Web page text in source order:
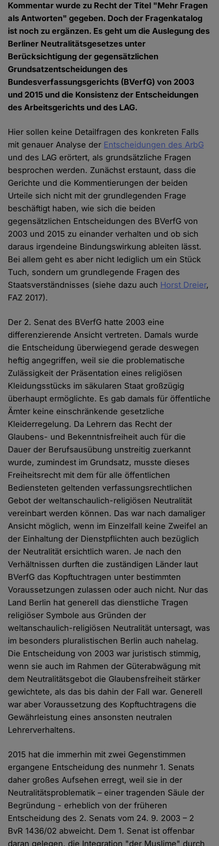
Kommentar wurde zu Recht der Titel "Mehr Fragen
als Antworten" gegeben. Doch der Fragenkatalog
ist noch zu ergänzen. Es geht um die Auslegung des
Berliner Neutralitätsgesetzes unter
Berücksichtigung der gegensätzlichen
Grundsatzentscheidungen des
Bundesverfassungsgerichts (BVerfG) von 2003
und 2015 und die Konsistenz der Entscheidungen
des Arbeitsgerichts und des LAG.
Hier sollen keine Detailfragen des konkreten Falls
mit genauer Analyse der Entscheidungen des ArbG
und des LAG erörtert, als grundsätzliche Fragen
besprochen werden. Zunächst erstaunt, dass die
Gerichte und die Kommentierungen der beiden
Urteile sich nicht mit der grundlegenden Frage
beschäftigt haben, wie sich die beiden
gegensätzlichen Entscheidungen des BVerfG von
2003 und 2015 zu einander verhalten und ob sich
daraus irgendeine Bindungswirkung ableiten lässt.
Bei allem geht es aber nicht lediglich um ein Stück
Tuch, sondern um grundlegende Fragen des
Staatsverständnisses (siehe dazu auch Horst Dreier,
FAZ 2017).
Der 2. Senat des BVerfG hatte 2003 eine
differenzierende Ansicht vertreten. Damals wurde
die Entscheidung überwiegend gerade deswegen
heftig angegriffen, weil sie die problematische
Zulässigkeit der Präsentation eines religiösen
Kleidungsstücks im säkularen Staat großzügig
überhaupt ermöglichte. Es gab damals für öffentliche
Ämter keine einschränkende gesetzliche
Kleiderregelung. Da Lehrern das Recht der
Glaubens- und Bekenntnisfreiheit auch für die
Dauer der Berufsausübung unstreitig zuerkannt
wurde, zumindest im Grundsatz, musste dieses
Freiheitsrecht mit dem für alle öffentlichen
Bediensteten geltenden verfassungsrechtlichen
Gebot der weltanschaulich-religiösen Neutralität
vereinbart werden können. Das war nach damaliger
Ansicht möglich, wenn im Einzelfall keine Zweifel an
der Einhaltung der Dienstpflichten auch bezüglich
der Neutralität ersichtlich waren. Je nach den
Verhältnissen durften die zuständigen Länder laut
BVerfG das Kopftuchtragen unter bestimmten
Voraussetzungen zulassen oder auch nicht. Nur das
Land Berlin hat generell das dienstliche Tragen
religiöser Symbole aus Gründen der
weltanschaulich-religiösen Neutralität untersagt, was
im besonders pluralistischen Berlin auch nahelag.
Die Entscheidung von 2003 war juristisch stimmig,
wenn sie auch im Rahmen der Güterabwägung mit
dem Neutralitätsgebot die Glaubensfreiheit stärker
gewichtete, als das bis dahin der Fall war. Generell
war aber Voraussetzung des Kopftuchtragens die
Gewährleistung eines ansonsten neutralen
Lehrerverhaltens.
2015 hat die immerhin mit zwei Gegenstimmen
ergangene Entscheidung des nunmehr 1. Senats
daher großes Aufsehen erregt, weil sie in der
Neutralitätsproblematik – einer tragenden Säule der
Begründung - erheblich von der früheren
Entscheidung des 2. Senats vom 24. 9. 2003 – 2
BvR 1436/02 abweicht. Dem 1. Senat ist offenbar
daran gelegen, die Integration "der Muslime" durch